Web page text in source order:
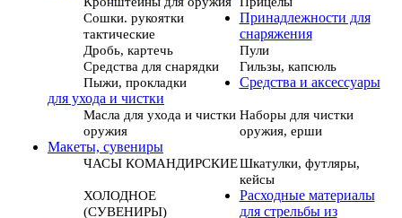
Сошки. рукоятки
тактические
Принадлежности для
снаряжения
Дробь, картечь
Пули
Средства для снарядки
Гильзы, капсюль
Пыжи, прокладки
Средства и аксессуары
для ухода и чистки
Масла для ухода и чистки
оружия
Наборы для чистки
оружия, ерши
Макеты, сувениры
ЧАСЫ КОМАНДИРСКИЕШкатулки, футляры,
кейсы
ХОЛОДНОЕ
(СУВЕНИРЫ)
Расходные материалы
для стрельбы из